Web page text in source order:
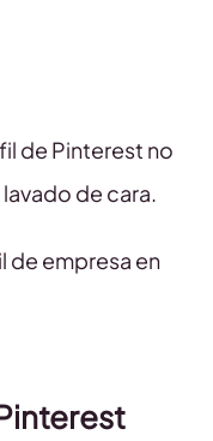
de Pinterest no
de cara.
de empresa en